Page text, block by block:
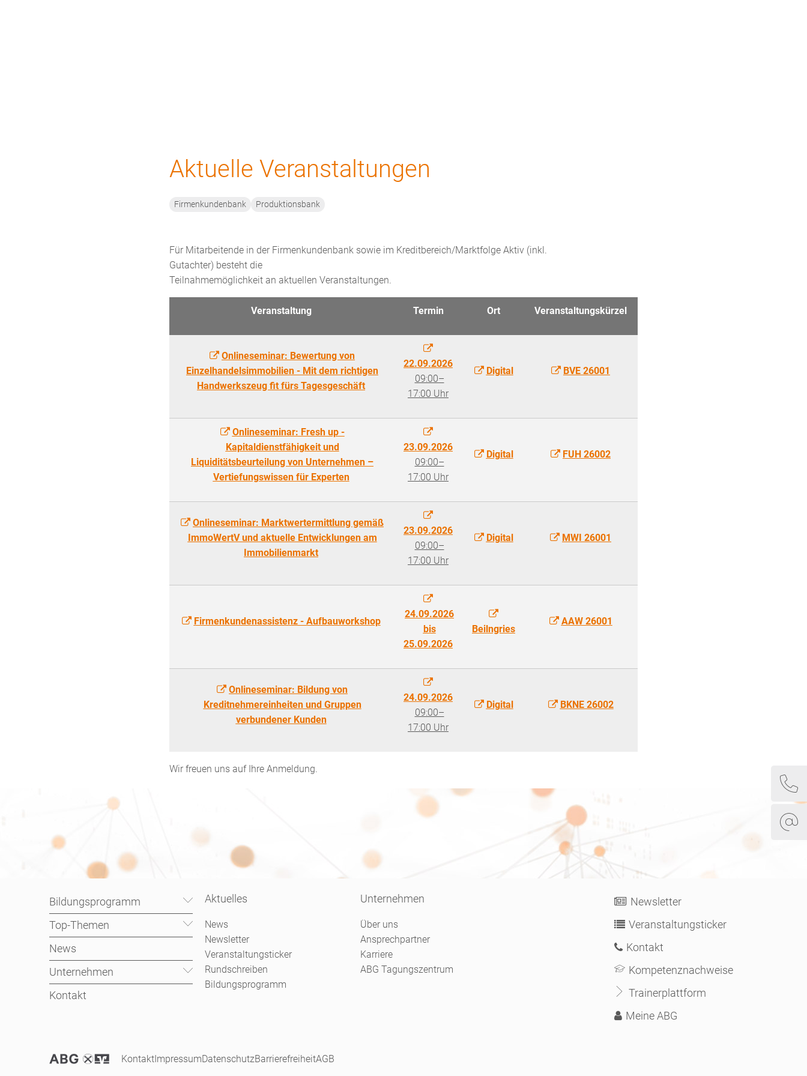
Aktuelle Veranstaltungen
Firmenkundenbank Produktionsbank
Für Mitarbeitende in der Firmenkundenbank sowie im Kreditbereich/Marktfolge Aktiv (inkl.
Gutachter) besteht die
Teilnahmemöglichkeit an aktuellen Veranstaltungen.
Veranstaltung Termin Ort Veranstaltungskürzel
Onlineseminar: Bewertung von
Einzelhandelsimmobilien - Mit dem richtigen
Handwerkszeug fit fürs Tagesgeschäft
22.09.2026
09:00–
17:00 Uhr
Digital BVE 26001
Onlineseminar: Fresh up -
Kapitaldienstfähigkeit und
Liquiditätsbeurteilung von Unternehmen –
Vertiefungswissen für Experten
23.09.2026
09:00–
17:00 Uhr
Digital FUH 26002
Onlineseminar: Marktwertermittlung gemäß
ImmoWertV und aktuelle Entwicklungen am
Immobilienmarkt
23.09.2026
09:00–
17:00 Uhr
Digital MWI 26001
Firmenkundenassistenz - Aufbauworkshop
24.09.2026
bis
25.09.2026
Beilngries
AAW 26001
Onlineseminar: Bildung von
Kreditnehmereinheiten und Gruppen
verbundener Kunden
24.09.2026
09:00–
17:00 Uhr
Digital BKNE 26002
Wir freuen uns auf Ihre Anmeldung.
Bildungsprogramm
Top-Themen
News
Unternehmen
Kontakt
Aktuelles
News
Newsletter
Veranstaltungsticker
Rundschreiben
Bildungsprogramm
Unternehmen
Über uns
Ansprechpartner
Karriere
ABG Tagungszentrum
Newsletter
Veranstaltungsticker
Kontakt
Kompetenznachweise
Trainerplattform
Meine ABG
KontaktImpressumDatenschutzBarrierefreiheitAGB